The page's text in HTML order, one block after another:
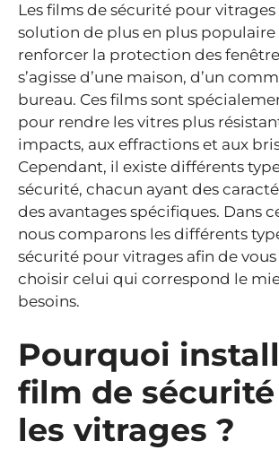
Les films de sécurité pour
solution de plus en plus
renforcer la protection des
s’agisse d’une maison, d’un
bureau. Ces films sont
pour rendre les vitres plus
impacts, aux effractions et aux
Cependant, il existe différents
sécurité, chacun ayant des
des avantages spécifiques. Dans
nous comparons les différents
sécurité pour vitrages afin de vous
choisir celui qui correspond le
besoins.
Pourquoi
film de
les vitrages ?